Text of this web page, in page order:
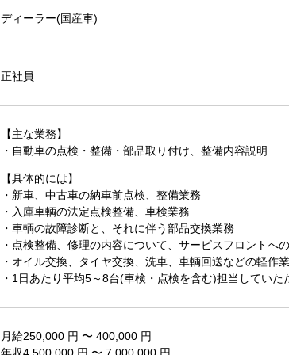
ディーラー(国産車)
正社員
【主な業務】
・自動車の点検・整備・部品取り付け、整備内容説明
【具体的には】
・新車、中古車の納車前点検、整備業務
・入庫車輌の法定点検整備、車検業務
・車輌の故障診断と、それに伴う部品交換業務
・点検整備、修理の内容について、サービスフロントへ
・オイル交換、タイヤ交換、洗車、車輌回送などの軽作業
・1日あたり平均5～8台(車検・点検を含む)担当してい
月給250,000 円 〜 400,000 円